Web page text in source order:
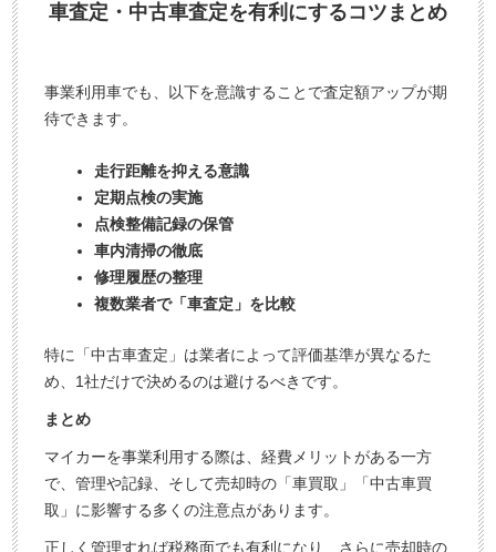
車査定・中古車査定を有利にするコツまとめ
事業利用車でも、以下を意識することで査定額アップが期
待できます。
走行距離を抑える意識
定期点検の実施
点検整備記録の保管
車内清掃の徹底
修理履歴の整理
複数業者で「車査定」を比較
特に「中古車査定」は業者によって評価基準が異なるた
め、1社だけで決めるのは避けるべきです。
まとめ
マイカーを事業利用する際は、経費メリットがある一方
で、管理や記録、そして売却時の「車買取」「中古車買
取」に影響する多くの注意点があります。
正しく管理すれば税務面でも有利になり、さらに売却時の